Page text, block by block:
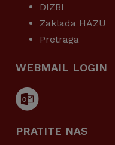
DIZBI
Zaklada HAZU
Pretraga
WEBMAIL LOGIN
PRATITE NAS